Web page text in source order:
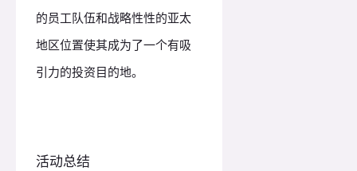
的员工队伍和战略性性的亚太
地区位置使其成为了一个有吸
引力的投资目的地。
活动总结